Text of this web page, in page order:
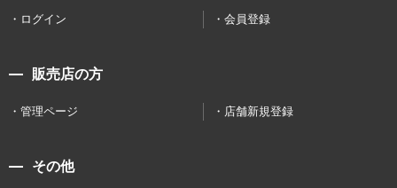
ログイン 会員登録
販売店の方
管理ページ 店舗新規登録
その他